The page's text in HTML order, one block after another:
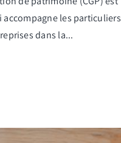
les particuliers
dans la...